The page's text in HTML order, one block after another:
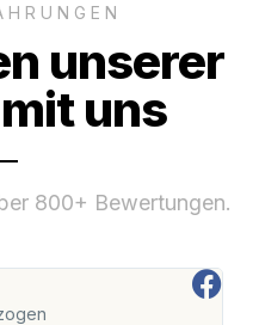
unserer
uns
800+ Bewertungen.